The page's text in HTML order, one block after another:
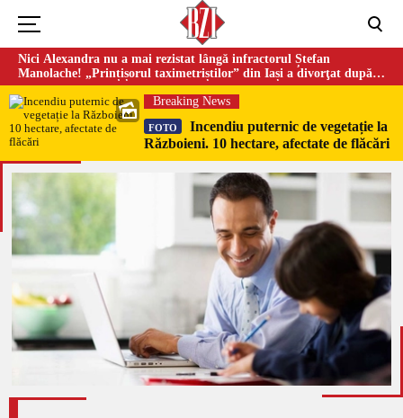
Nici Alexandra nu a mai rezistat lângă infractorul Ștefan
Manolache! „Prințișorul taximetriștilor” din Iași a divorţat după
doi ani de căsnicie
Breaking News
FOTO
Incendiu puternic de vegetație la
Războieni. 10 hectare, afectate de flăcări